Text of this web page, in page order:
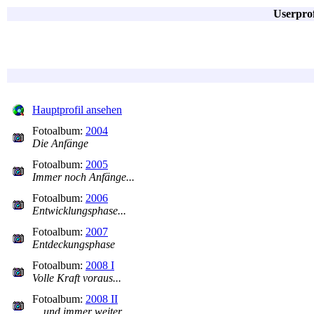
Hauptprofil ansehen
Fotoalbum: 2004
Die Anfänge
Fotoalbum: 2005
Immer noch Anfänge...
Fotoalbum: 2006
Entwicklungsphase...
Fotoalbum: 2007
Entdeckungsphase
Fotoalbum: 2008 I
Volle Kraft voraus...
Fotoalbum: 2008 II
... und immer weiter